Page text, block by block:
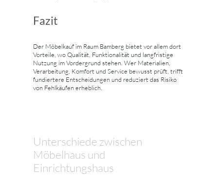
Fazit
Der Möbelkauf im Raum Bamberg bietet vor allem dort
Vorteile, wo Qualität, Funktionalität und langfristige
Nutzung im Vordergrund stehen. Wer Materialien,
Verarbeitung, Komfort und Service bewusst prüft, trifft
fundiertere Entscheidungen und reduziert das Risiko
von Fehlkäufen erheblich.
Unterschiede zwischen
Möbelhaus und
Einrichtungshaus